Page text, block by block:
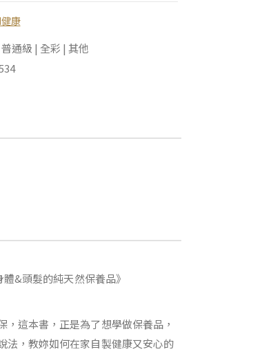
I健康
通級 | 全彩 | 其他
&頭髮的純天然保養品》
這本書，正是為了想學做保養品，
法，教妳如何在家自製健康又安心的